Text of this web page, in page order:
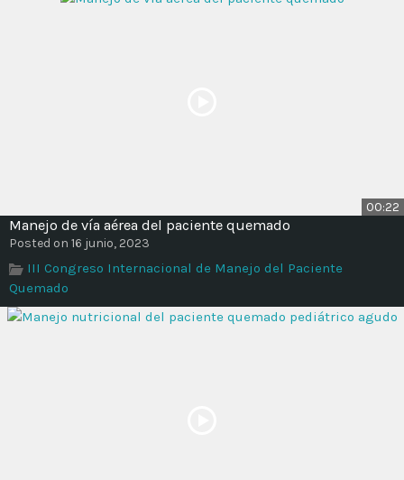
00:22
Manejo de vía aérea del paciente quemado
Posted on 16 junio, 2023
III Congreso Internacional de Manejo del Paciente
Quemado